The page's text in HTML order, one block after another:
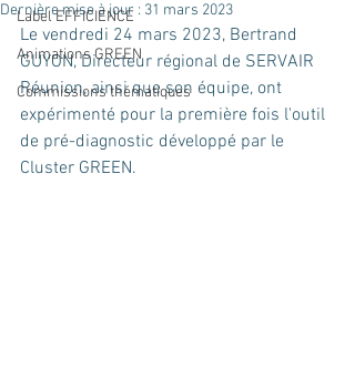
Label EFFICIENCE
Animations GREEN
Commissions thématiques
Dernière mise à jour : 31 mars 2023
Le vendredi 24 mars 2023, Bertrand
GUYON, Directeur régional de SERVAIR
Réunion, ainsi que son équipe, ont
expérimenté pour la première fois l'outil
de pré-diagnostic développé par le
Cluster GREEN.